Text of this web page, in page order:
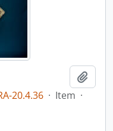
20.4.36 · Item ·